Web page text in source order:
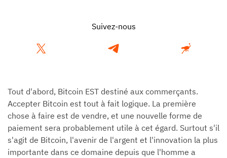
Suivez-nous
Tout d'abord, Bitcoin EST destiné aux commerçants.
Accepter Bitcoin est tout à fait logique. La première
chose à faire est de vendre, et une nouvelle forme de
paiement sera probablement utile à cet égard. Surtout s'il
s'agit de Bitcoin, l'avenir de l'argent et l'innovation la plus
importante dans ce domaine depuis que l'homme a